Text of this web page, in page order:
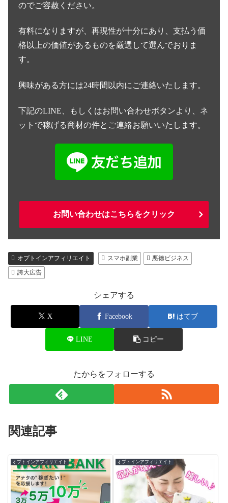
のでご容赦ください。
有料になりますが、再現性が十分にあり、支払う価
格以上の価値があるものを厳選して選んでおりま
す。
興味がある方には24時間以内にご連絡いたします。
下記のLINE、もしくはお問い合わせボタンより、ネ
ットで稼げる商材の件とご連絡お願いいたします。
お問い合わせはこちらをクリック
オプトインアフィリエイト スマホ副業
悪徳ビジネス
誇大広告
シェアする
X Facebook はてブ
LINE コピー
たからをフォローする
関連記事
オプトインアフィリエイト オプトインアフィリエイト